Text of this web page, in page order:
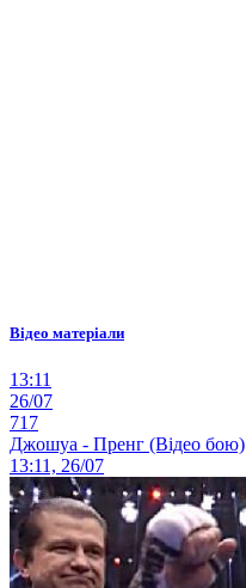
Відео матеріали
13:11
26/07
717
Джошуа - Пренг (Відео бою)
13:11, 26/07